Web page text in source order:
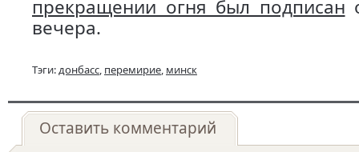
прекращении огня был подписан
вечера.
Тэги:донбасс, перемирие, минск
Оставить комментарий